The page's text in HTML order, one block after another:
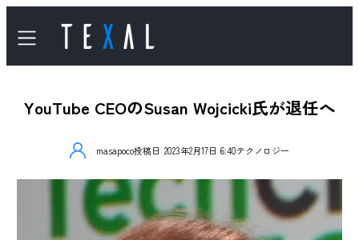
YouTube CEOのSusan Wojcicki氏が退任へ
masapoco投稿日 2023年2月17日 6:40テクノロジー